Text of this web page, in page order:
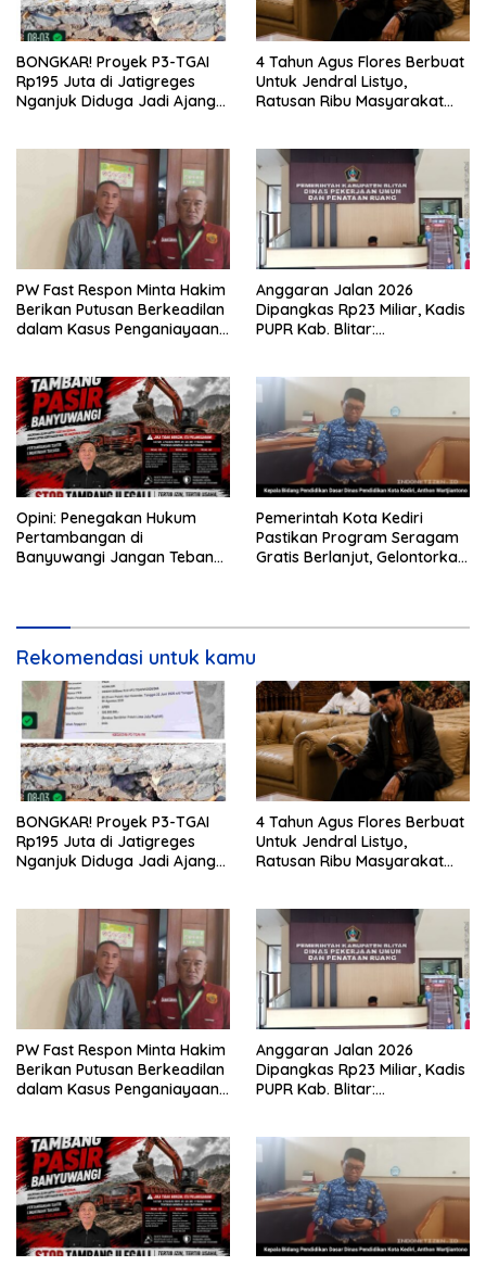
BONGKAR! Proyek P3-TGAI
Rp195 Juta di Jatigreges
Nganjuk Diduga Jadi Ajang
4 Tahun Agus Flores Berbuat
Untuk Jendral Listyo,
Ratusan Ribu Masyarakat
PW Fast Respon Minta Hakim
Berikan Putusan Berkeadilan
dalam Kasus Penganiayaan
Anggaran Jalan 2026
Dipangkas Rp23 Miliar, Kadis
PUPR Kab. Blitar:
Opini: Penegakan Hukum
Pertambangan di
Banyuwangi Jangan Tebang
Pemerintah Kota Kediri
Pastikan Program Seragam
Gratis Berlanjut, Gelontorkan
Rekomendasi untuk kamu
BONGKAR! Proyek P3-TGAI
Rp195 Juta di Jatigreges
Nganjuk Diduga Jadi Ajang
4 Tahun Agus Flores Berbuat
Untuk Jendral Listyo,
Ratusan Ribu Masyarakat
PW Fast Respon Minta Hakim
Berikan Putusan Berkeadilan
dalam Kasus Penganiayaan
Anggaran Jalan 2026
Dipangkas Rp23 Miliar, Kadis
PUPR Kab. Blitar: